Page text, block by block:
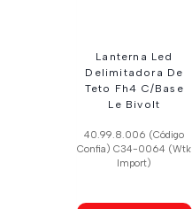
Lanterna Led
Delimitadora De
Teto Fh4 C/Base
Le Bivolt
40.99.8.006 (Código
Confia) C34-0064 (Wtk
Import)